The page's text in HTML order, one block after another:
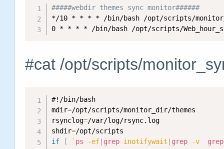
#####webdir themes sync monitor######
*/10 * * * * /bin/bash /opt/scripts/
0 * * * * /bin/bash /opt/scripts/
#cat /opt/scripts/
#!/bin/bash
mdir=/opt/scripts/monitor_dir/themes
rsynclog=/var/log/rsync.log
shdir=
if
[ ` ps -ef grep inotifywait grep -v grep